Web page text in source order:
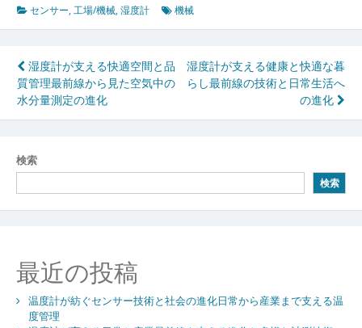
センサー,工場/機械,湿度計 機械
投
稿
ナ
ビ
ゲ
ー
ョ
ン
湿度計が支える快適空間と品
質管理最前線から見た空気中の
水分量測定の進化
湿度計が支える健康と快適な暮
らし最前線の技術と日常生活へ
の進化
検索
検索
最近の投稿
温度計が紡ぐセンサー技術と社会の進化日常から産業まで支える温
度管理